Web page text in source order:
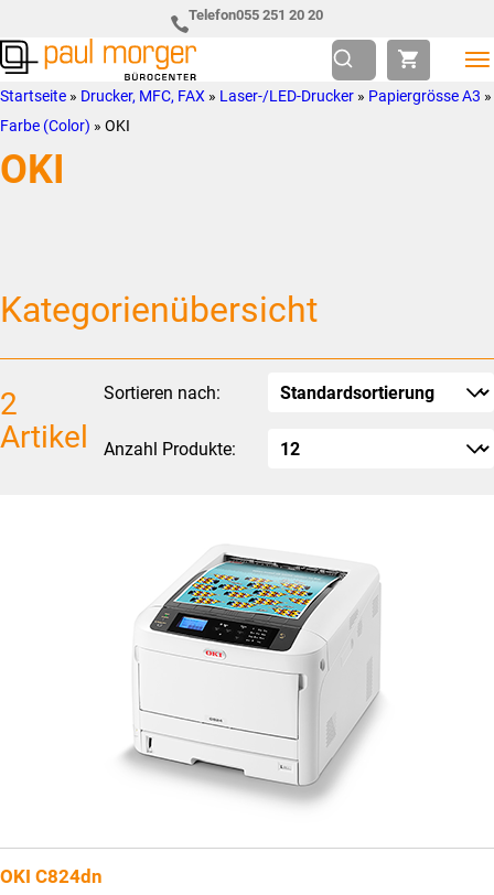
Hauptnavigation
springen
to
main
content
Telefon055 251 20 20
Paul
Morger
AG
Bürocenter
so
individuell
wie
Sie
Startseite » Drucker, MFC, FAX » Laser-/LED-Drucker » Papiergrösse A3 »
Farbe (Color) » OKI
OKI
Kategorienübersicht
2
Artikel
Sortieren nach:
Anzahl Produkte:
OKI C824dn